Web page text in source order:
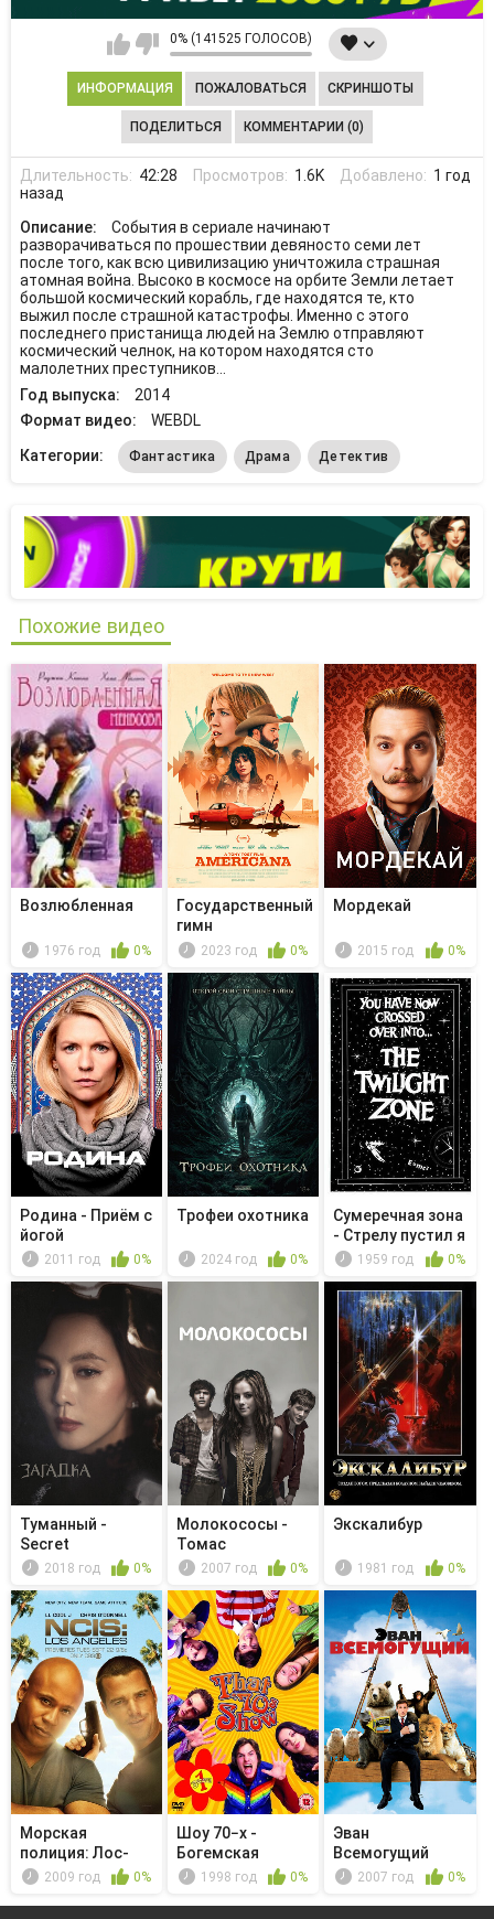
0% (141525 ГОЛОСОВ)
ИНФОРМАЦИЯ ПОЖАЛОВАТЬСЯ СКРИНШОТЫ
ПОДЕЛИТЬСЯ КОММЕНТАРИИ (0)
Длительность: 42:28 Просмотров: 1.6K Добавлено: 1 год
назад
Описание:
События в сериале начинают
разворачиваться по прошествии девяносто семи лет
после того, как всю цивилизацию уничтожила страшная
атомная война. Высоко в космосе на орбите Земли летает
большой космический корабль, где находятся те, кто
выжил после страшной катастрофы. Именно с этого
последнего пристанища людей на Землю отправляют
космический челнок, на котором находятся сто
малолетних преступников...
Год выпуска:
2014
Формат видео:
WEBDL
Категории:
Фантастика Драма Детектив
Похожие видео
Возлюбленная
1976 год 0%
Государственный
гимн
2023 год 0%
Мордекай
2015 год 0%
Родина - Приём с
йогой
2011 год 0%
Трофеи охотника
2024 год 0%
Сумеречная зона
- Стрелу пустил я
к н...1959 год 0%
Туманный -
Secret
2018 год 0%
Молокососы -
Томас
2007 год 0%
Экскалибур
1981 год 0%
Морская
полиция: Лос-
Анджелес -
2009 год 0%
Шоу 70−х -
Богемская
рапсодия
1998 год 0%
Эван
Всемогущий
2007 год 0%